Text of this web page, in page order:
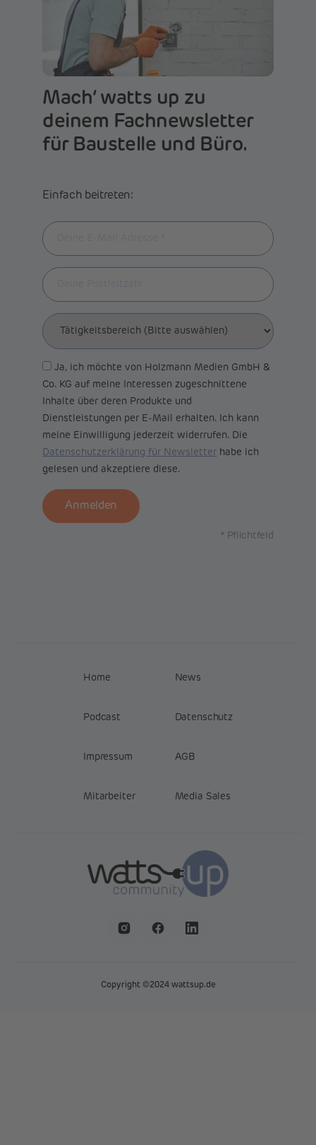
Mach‘ watts up zu
deinem Fachnewsletter
für Baustelle und Büro.
Einfach beitreten:
Ja, ich möchte von Holzmann Medien GmbH &
Co. KG auf meine Interessen zugeschnittene
Inhalte über deren Produkte und
Dienstleistungen per E-Mail erhalten. Ich kann
meine Einwilligung jederzeit widerrufen. Die
Datenschutzerklärung für Newsletter habe ich
gelesen und akzeptiere diese.
Anmelden
* Pflichtfeld
Home News
Podcast Datenschutz
Impressum AGB
Mitarbeiter Media Sales
Copyright ©2024 wattsup.de